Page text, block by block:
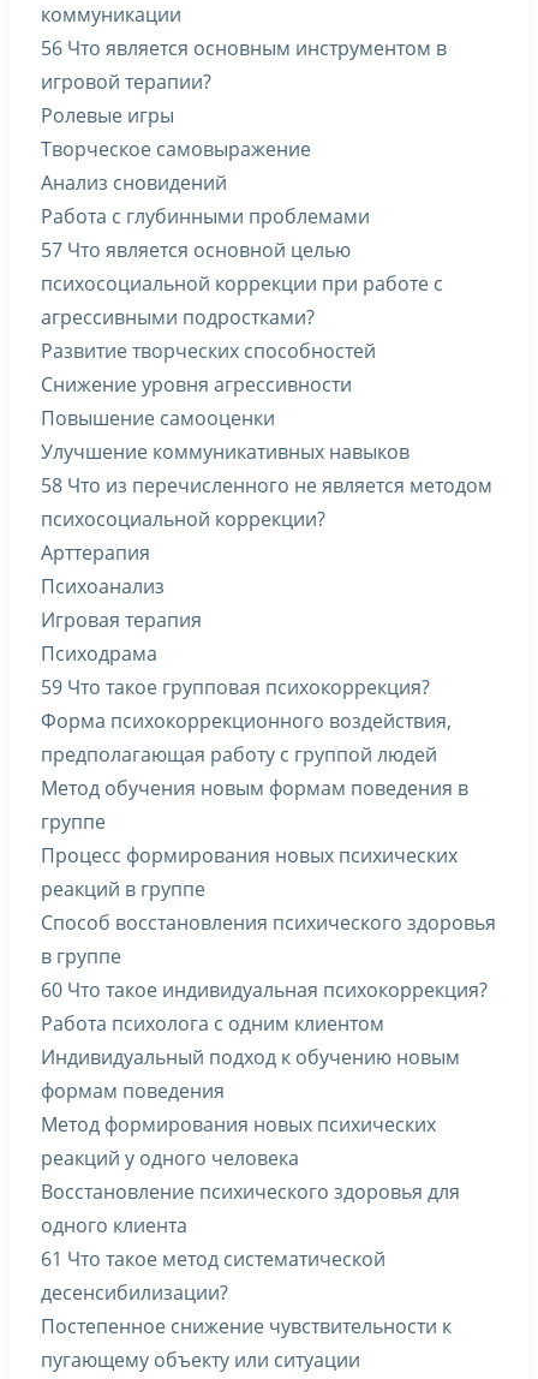
коммуникации
56 Что является основным инструментом в
игровой терапии?
Ролевые игры
Творческое самовыражение
Анализ сновидений
Работа с глубинными проблемами
57 Что является основной целью
психосоциальной коррекции при работе с
агрессивными подростками?
Развитие творческих способностей
Снижение уровня агрессивности
Повышение самооценки
Улучшение коммуникативных навыков
58 Что из перечисленного не является методом
психосоциальной коррекции?
Арттерапия
Психоанализ
Игровая терапия
Психодрама
59 Что такое групповая психокоррекция?
Форма психокоррекционного воздействия,
предполагающая работу с группой людей
Метод обучения новым формам поведения в
группе
Процесс формирования новых психических
реакций в группе
Способ восстановления психического здоровья
в группе
60 Что такое индивидуальная психокоррекция?
Работа психолога с одним клиентом
Индивидуальный подход к обучению новым
формам поведения
Метод формирования новых психических
реакций у одного человека
Восстановление психического здоровья для
одного клиента
61 Что такое метод систематической
десенсибилизации?
Постепенное снижение чувствительности к
пугающему объекту или ситуации